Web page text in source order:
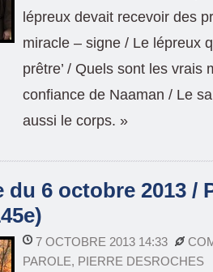
lépreux devait recevoir des
miracle – signe / Le lépreux
prêtre’ / Quels sont les vrais
confiance de Naaman / Le
aussi le corps. »
du 6 octobre 2013 /
7 OCTOBRE 2013 14:33
PAROLE, PIERRE DESROCHES